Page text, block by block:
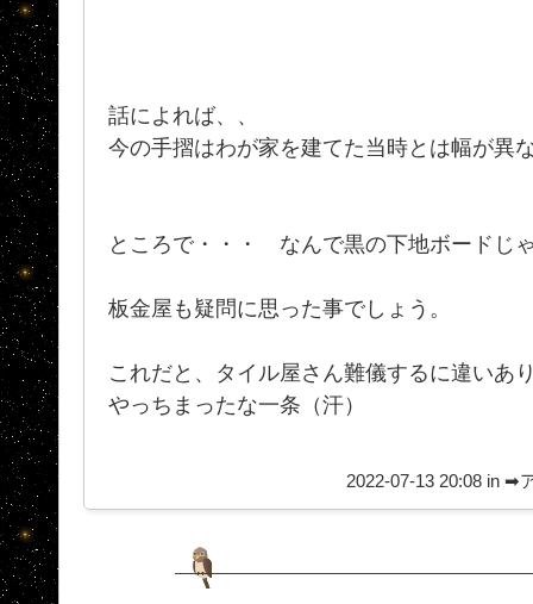
話によれば、、
今の手摺はわが家を建てた当時とは幅が異
ところで・・・ なんで黒の下地ボードじ
板金屋も疑問に思った事でしょう。
これだと、タイル屋さん難儀するに違い
やっちまったな一条（汗）
2022-07-13 20:08 in ➡